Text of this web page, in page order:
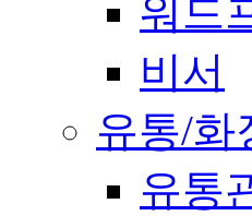
워드
비서
유통/화
유통